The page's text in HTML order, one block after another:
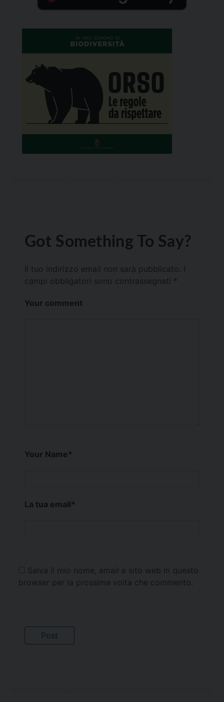
Got Something To Say?
Il tuo indirizzo email non sarà pubblicato.
campi obbligatori sono contrassegnati *
Your comment
Your Name*
La tua email*
Salva il mio nome, email e sito web in questo
browser per la prossima volta che commento.